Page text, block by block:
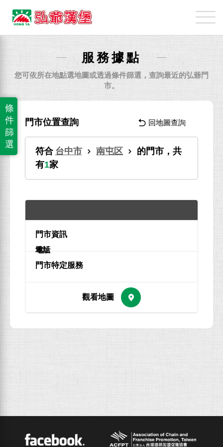
弘
爺
國
業
份
有
限
公
司
服務據點
您可依所在地點選地圖或透過條件篩選，查詢最近的弘爺門
市。
條
件
篩
選
門市位置查詢 回地圖查詢
符合 台中市 南屯区
的門市，共
有1家
地址
電話
Facebook